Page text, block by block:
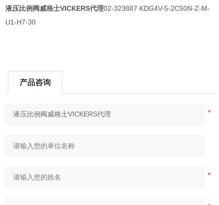
液压比例阀威格士VICKERS代理02-323887 KDG4V-5-2C50N-Z-M-
U1-H7-30
产品咨询